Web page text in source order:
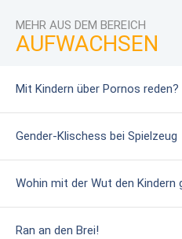
MEHR AUS DEM BEREICH
AUFWACHSEN
Mit Kindern über Pornos reden?
Gender-Klischess bei Spielzeug
Wohin mit der Wut den Kindern
Ran an den Brei!